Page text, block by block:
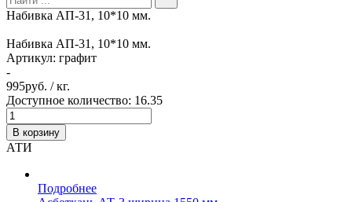
Набивка АП-31, 10*10 мм.
Набивка АП-31, 10*10 мм.
Артикул: графит
-
995руб. / кг.
Доступное количество: 16.35
В корзину
АТИ
Подробнее